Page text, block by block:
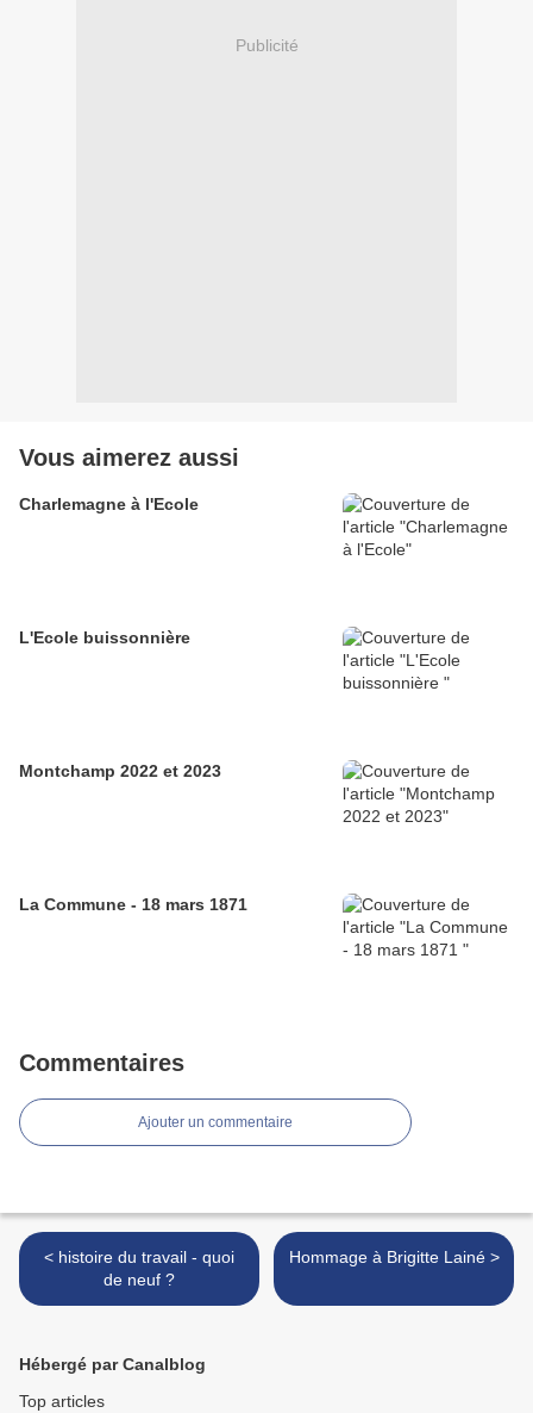
Publicité
Vous aimerez aussi
Charlemagne à l'Ecole
L'Ecole buissonnière
Montchamp 2022 et 2023
La Commune - 18 mars 1871
Commentaires
Ajouter un commentaire
< histoire du travail - quoi
de neuf ?
Hommage à Brigitte Lainé >
Hébergé par Canalblog
Top articles